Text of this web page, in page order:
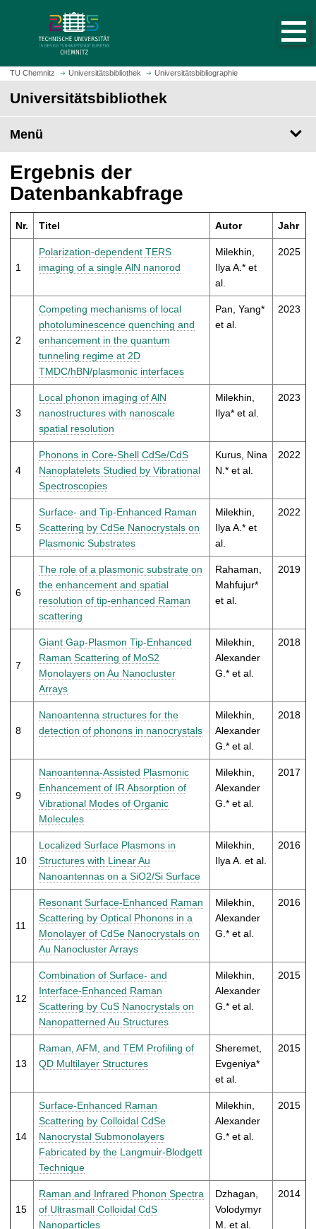
z
m
t
e
i
t
u
f
u
f
n
TU Chemnitz Universitätsbibliothek Universitätsbibliographie
Universitätsbibliothek
Menü
Ergebnis der
Datenbankabfrage
Nr. Titel Autor Jahr
1
Polarization-dependent TERS
imaging of a single AlN nanorod
Milekhin,
Ilya A.* et
al.
2025
2
Competing mechanisms of local
photoluminescence quenching and
enhancement in the quantum
tunneling regime at 2D
TMDC/hBN/plasmonic interfaces
Pan, Yang*
et al.
2023
3
Local phonon imaging of AlN
nanostructures with nanoscale
spatial resolution
Milekhin,
Ilya* et al.
2023
4
Phonons in Core-Shell CdSe/CdS
Nanoplatelets Studied by Vibrational
Spectroscopies
Kurus, Nina
N.* et al.
2022
5
Surface- and Tip-Enhanced Raman
Scattering by CdSe Nanocrystals on
Plasmonic Substrates
Milekhin,
Ilya A.* et
al.
2022
6
The role of a plasmonic substrate on
the enhancement and spatial
resolution of tip-enhanced Raman
scattering
Rahaman,
Mahfujur*
et al.
2019
7
Giant Gap-Plasmon Tip-Enhanced
Raman Scattering of MoS2
Monolayers on Au Nanocluster
Arrays
Milekhin,
Alexander
G.* et al.
2018
8
Nanoantenna structures for the
detection of phonons in nanocrystals
Milekhin,
Alexander
G.* et al.
2018
9
Nanoantenna-Assisted Plasmonic
Enhancement of IR Absorption of
Vibrational Modes of Organic
Molecules
Milekhin,
Alexander
G.* et al.
2017
10
Localized Surface Plasmons in
Structures with Linear Au
Nanoantennas on a SiO2/Si Surface
Milekhin,
Ilya A. et al.
2016
11
Resonant Surface-Enhanced Raman
Scattering by Optical Phonons in a
Monolayer of CdSe Nanocrystals on
Au Nanocluster Arrays
Milekhin,
Alexander
G.* et al.
2016
12
Combination of Surface- and
Interface-Enhanced Raman
Scattering by CuS Nanocrystals on
Nanopatterned Au Structures
Milekhin,
Alexander
G.* et al.
2015
13
Raman, AFM, and TEM Profiling of
QD Multilayer Structures
Sheremet,
Evgeniya*
et al.
2015
14
Surface-Enhanced Raman
Scattering by Colloidal CdSe
Nanocrystal Submonolayers
Fabricated by the Langmuir-Blodgett
Technique
Milekhin,
Alexander
G.* et al.
2015
15
Raman and Infrared Phonon Spectra
of Ultrasmall Colloidal CdS
Nanoparticles
Dzhagan,
Volodymyr
M. et al.
2014